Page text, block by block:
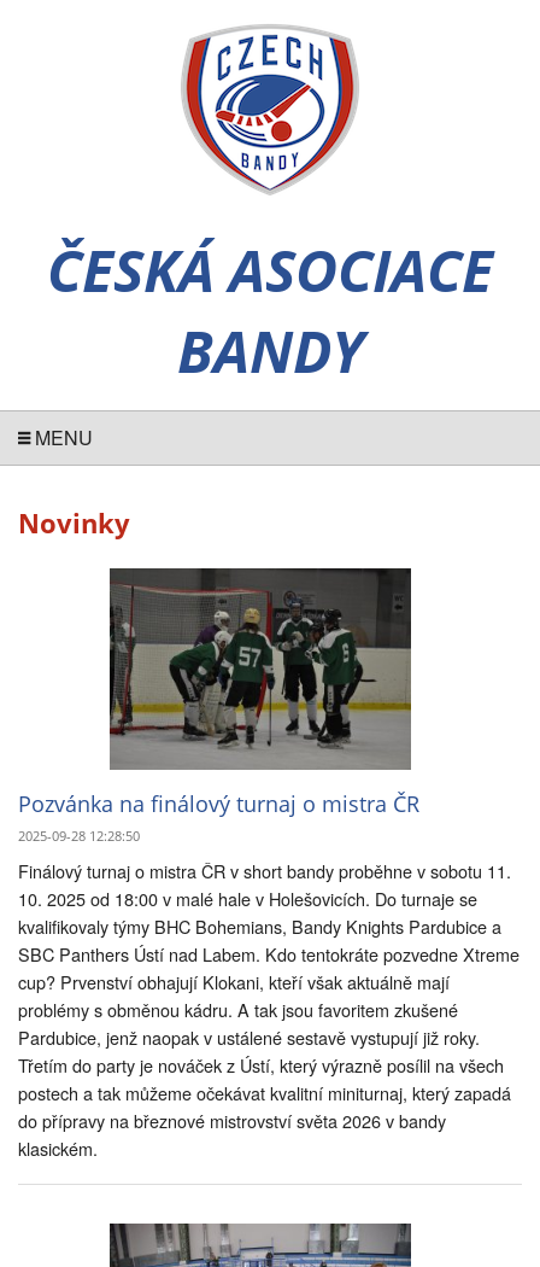
ČESKÁ ASOCIACE
BANDY
MENU
Novinky
Pozvánka na finálový turnaj o mistra ČR
2025-09-28 12:28:50
Finálový turnaj o mistra ČR v short bandy proběhne v sobotu 11.
10. 2025 od 18:00 v malé hale v Holešovicích. Do turnaje se
kvalifikovaly týmy BHC Bohemians, Bandy Knights Pardubice a
SBC Panthers Ústí nad Labem. Kdo tentokráte pozvedne Xtreme
cup? Prvenství obhajují Klokani, kteří však aktuálně mají
problémy s obměnou kádru. A tak jsou favoritem zkušené
Pardubice, jenž naopak v ustálené sestavě vystupují již roky.
Třetím do party je nováček z Ústí, který výrazně posílil na všech
postech a tak můžeme očekávat kvalitní miniturnaj, který zapadá
do přípravy na březnové mistrovství světa 2026 v bandy
klasickém.